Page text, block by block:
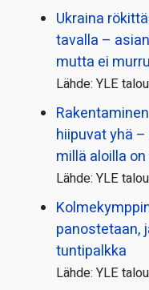
Ukraina
tavalla –
mutta ei murru
Lähde: YLE
hiipuvat yhä
millä aloilla
Lähde: YLE
panostetaan,
tuntipalkka
Lähde: YLE